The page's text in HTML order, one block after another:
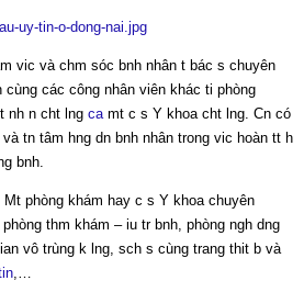
uy-tin-o-dong-nai.jpg
vic và chm sóc bnh nhân t bác s chuyên
cùng các công nhân viên khác ti phòng
nh n cht lng ca mt c s Y khoa cht lng. Cn có
tn tâm hng dn bnh nhân trong vic hoàn tt h
bnh.
phòng khám hay c s Y khoa chuyên
thm khám – iu tr bnh, phòng ngh dng
vô trùng k lng, sch s cùng trang thit b và